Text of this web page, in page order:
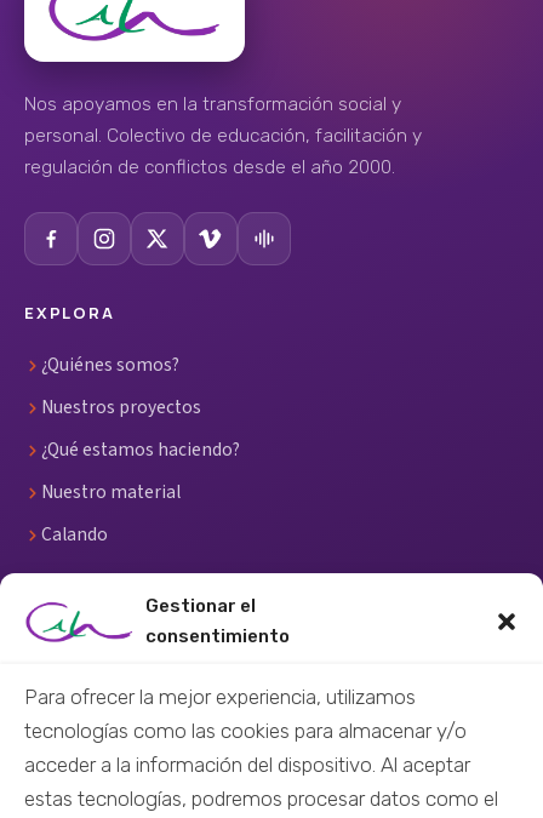
Gestionar el
consentimiento
Para ofrecer la mejor experiencia, utilizamos
tecnologías como las cookies para almacenar y/o
acceder a la información del dispositivo. Al aceptar
estas tecnologías, podremos procesar datos como el
Nos apoyamos en la transformación social y
personal. Colectivo de educación, facilitación y
regulación de conflictos desde el año 2000.
EXPLORA
¿Quiénes somos?
Nuestros proyectos
¿Qué estamos haciendo?
Nuestro material
Calando
RECURSOS
Material didáctico
Material audiovisual